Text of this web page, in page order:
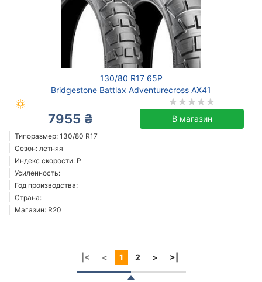
130/80 R17 65P
Bridgestone Battlax Adventurecross AX41
7955 ₴ В магазин
Типоразмер: 130/80 R17
Сезон: летняя
Индекс скорости: P
Усиленность:
Год производства:
Страна:
Магазин: R20
|< < 1 2 > >|